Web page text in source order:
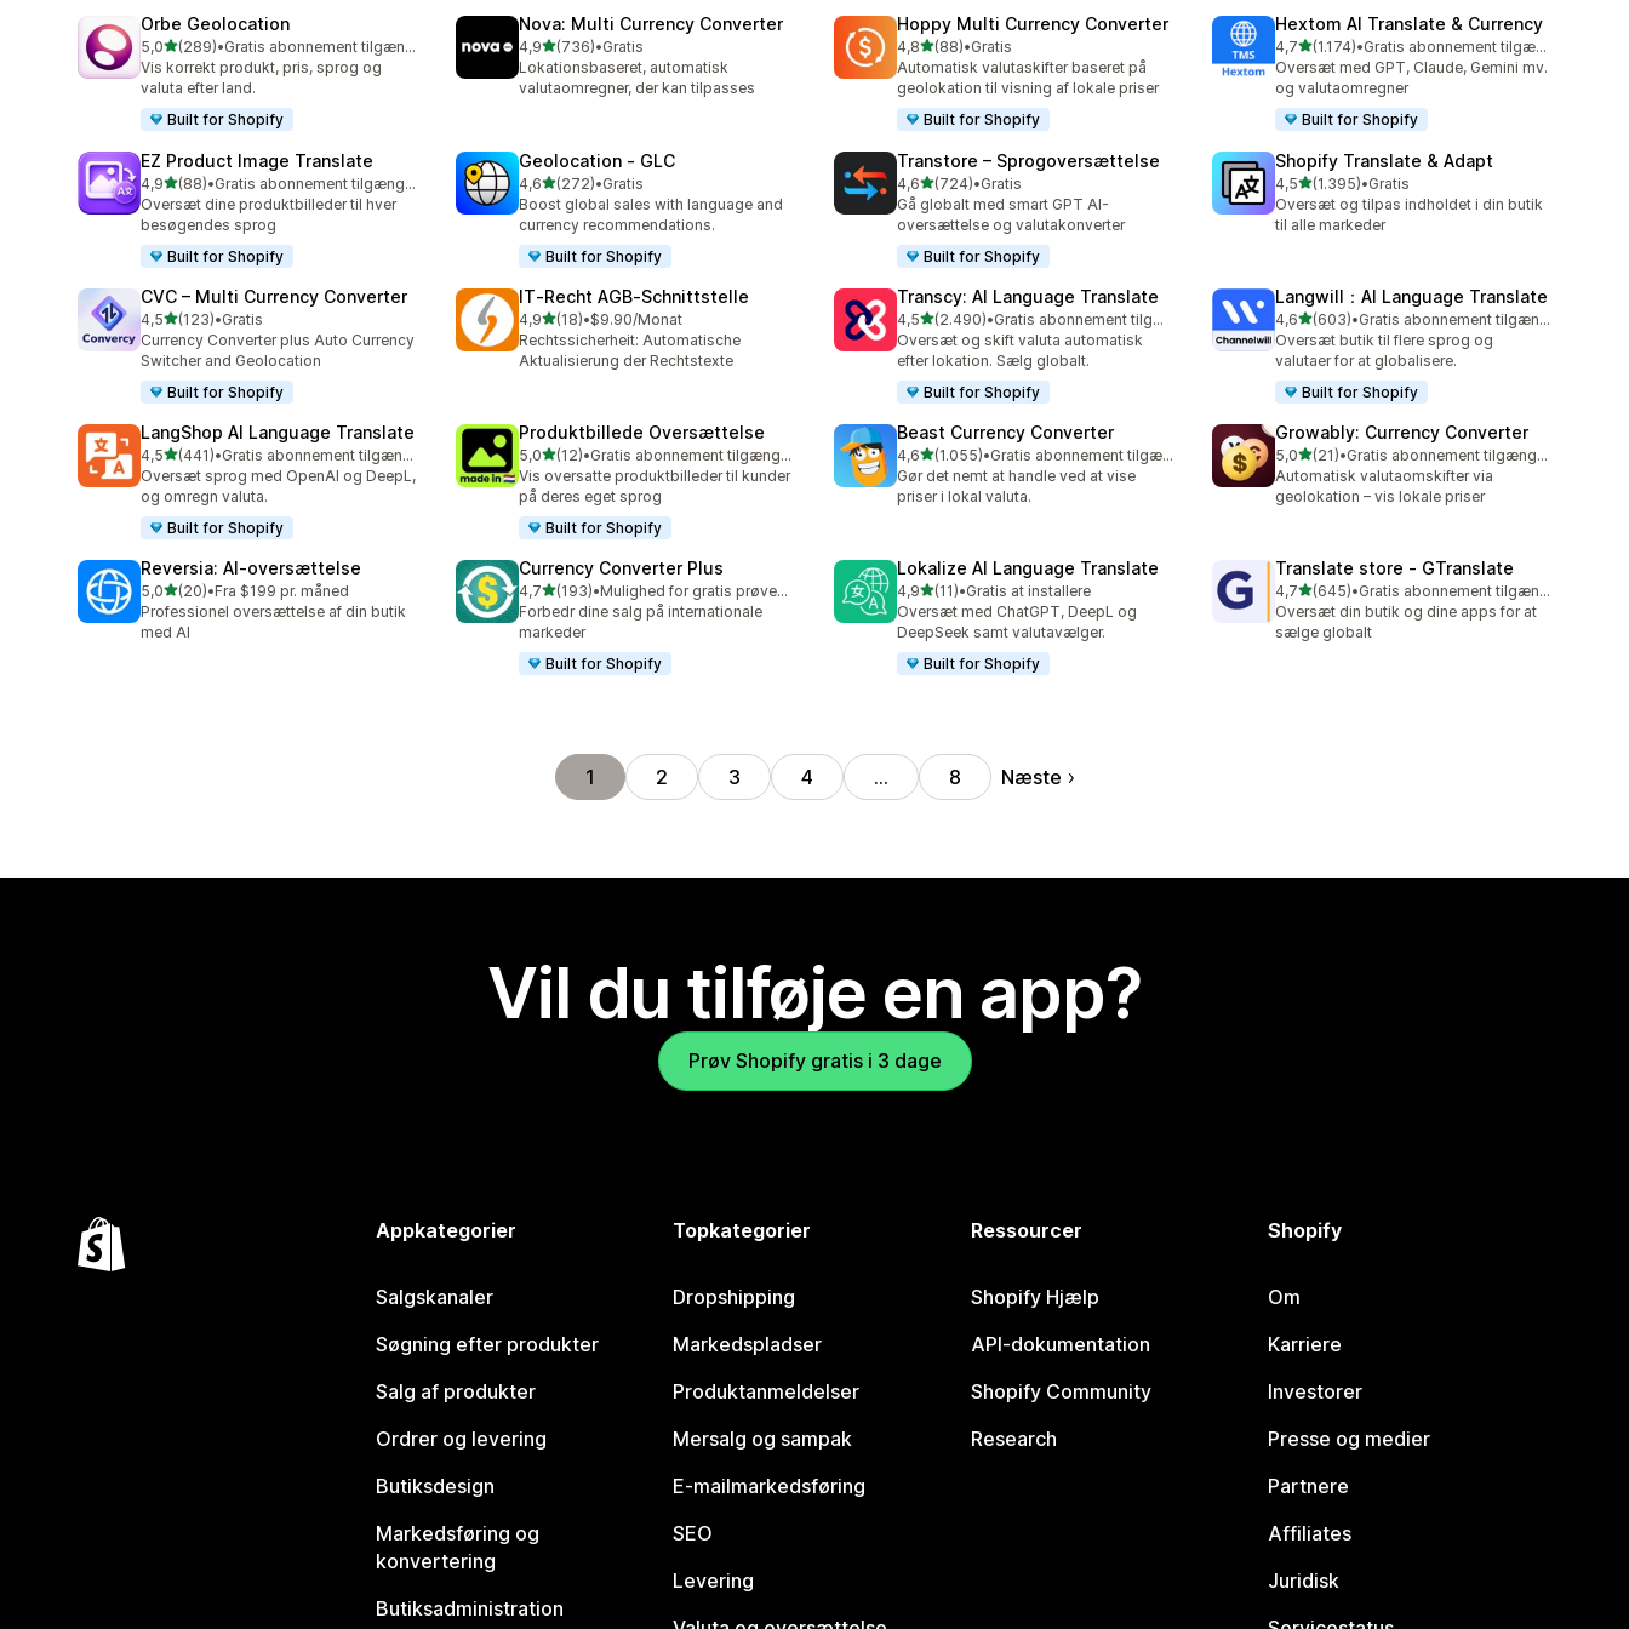
Orbe Geolocation
5,0ud af 5 stjerner
(289)
289 anmeldelser i alt
•
Gratis abonnement tilgængeligt
Vis korrekt produkt, pris, sprog og
valuta efter land.
Built for Shopify
Nova: Multi Currency Converter
4,9ud af 5 stjerner
(736)
736 anmeldelser i alt
•Gratis
Lokationsbaseret, automatisk
valutaomregner, der kan tilpasses
Hoppy Multi Currency Converter
4,8ud af 5 stjerner
(88)
88 anmeldelser i alt
•Gratis
Automatisk valutaskifter baseret på
geolokation til visning af lokale priser
Built for Shopify
Hextom AI Translate & Currency
4,7ud af 5 stjerner
(1.174)
1174 anmeldelser i alt
•
Gratis abonnement tilgængeligt
Oversæt med GPT, Claude, Gemini mv.
og valutaomregner
Built for Shopify
EZ Product Image Translate
4,9ud af 5 stjerner
(88)
88 anmeldelser i alt
•
Gratis abonnement tilgængeligt
Oversæt dine produktbilleder til hver
besøgendes sprog
Built for Shopify
Geolocation ‑ GLC
4,6ud af 5 stjerner
(272)
272 anmeldelser i alt
•Gratis
Boost global sales with language and
currency recommendations.
Built for Shopify
Transtore – Sprogoversættelse
4,6ud af 5 stjerner
(724)
724 anmeldelser i alt
•Gratis
Gå globalt med smart GPT AI-
oversættelse og valutakonverter
Built for Shopify
Shopify Translate & Adapt
4,5ud af 5 stjerner
(1.395)
1395 anmeldelser i alt
•Gratis
Oversæt og tilpas indholdet i din butik
til alle markeder
CVC – Multi Currency Converter
4,5ud af 5 stjerner
(123)
123 anmeldelser i alt
•Gratis
Currency Converter plus Auto Currency
Switcher and Geolocation
Built for Shopify
IT‑Recht AGB‑Schnittstelle
4,9ud af 5 stjerner
(18)
18 anmeldelser i alt
•$9.90/Monat
Rechtssicherheit: Automatische
Aktualisierung der Rechtstexte
Transcy: AI Language Translate
4,5ud af 5 stjerner
(2.490)
2490 anmeldelser i alt
•
Gratis abonnement tilgængeligt
Oversæt og skift valuta automatisk
efter lokation. Sælg globalt.
Built for Shopify
Langwill：AI Language Translate
4,6ud af 5 stjerner
(603)
603 anmeldelser i alt
•
Gratis abonnement tilgængeligt
Oversæt butik til flere sprog og
valutaer for at globalisere.
Built for Shopify
LangShop AI Language Translate
4,5ud af 5 stjerner
(441)
441 anmeldelser i alt
•
Gratis abonnement tilgængeligt
Oversæt sprog med OpenAI og DeepL,
og omregn valuta.
Built for Shopify
Produktbillede Oversættelse
5,0ud af 5 stjerner
(12)
12 anmeldelser i alt
•
Gratis abonnement tilgængeligt
Vis oversatte produktbilleder til kunder
på deres eget sprog
Built for Shopify
Beast Currency Converter
4,6ud af 5 stjerner
(1.055)
1055 anmeldelser i alt
•
Gratis abonnement tilgængeligt
Gør det nemt at handle ved at vise
priser i lokal valuta.
Growably: Currency Converter
5,0ud af 5 stjerner
(21)
21 anmeldelser i alt
•
Gratis abonnement tilgængeligt
Automatisk valutaomskifter via
geolokation – vis lokale priser
Reversia: AI‑oversættelse
5,0ud af 5 stjerner
(20)
20 anmeldelser i alt
•Fra $199 pr. måned
Professionel oversættelse af din butik
med AI
Currency Converter Plus
4,7ud af 5 stjerner
(193)
193 anmeldelser i alt
•
Mulighed for gratis prøveperiode
Forbedr dine salg på internationale
markeder
Built for Shopify
Lokalize AI Language Translate
4,9ud af 5 stjerner
(11)
11 anmeldelser i alt
•Gratis at installere
Oversæt med ChatGPT, DeepL og
DeepSeek samt valutavælger.
Built for Shopify
Translate store ‑ GTranslate
4,7ud af 5 stjerner
(645)
645 anmeldelser i alt
•
Gratis abonnement tilgængeligt
Oversæt din butik og dine apps for at
sælge globalt
1 2 3 4 … 8 Næste
Vil du tilføje en app?
Prøv Shopify gratis i 3 dage
Appkategorier
Salgskanaler
Søgning efter produkter
Salg af produkter
Ordrer og levering
Butiksdesign
Markedsføring og
konvertering
Butiksadministration
Topkategorier
Dropshipping
Markedspladser
Produktanmeldelser
Mersalg og sampak
E-mailmarkedsføring
SEO
Levering
Ressourcer
Shopify Hjælp
API-dokumentation
Shopify Community
Research
Shopify
Om
Karriere
Investorer
Presse og medier
Partnere
Affiliates
Juridisk